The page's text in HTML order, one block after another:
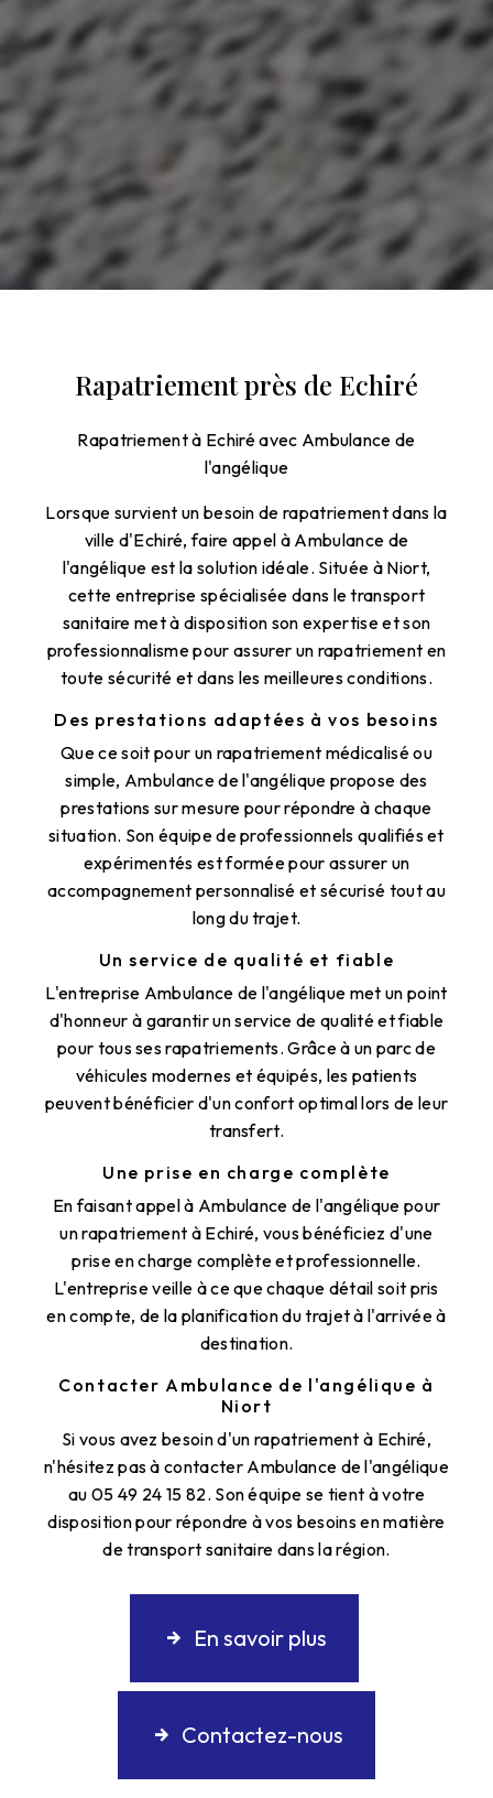
Rapatriement près de Echiré
Rapatriement à Echiré avec Ambulance de
l'angélique
Lorsque survient un besoin de rapatriement dans la
ville d'Echiré, faire appel à Ambulance de
l'angélique est la solution idéale. Située à Niort,
cette entreprise spécialisée dans le transport
sanitaire met à disposition son expertise et son
professionnalisme pour assurer un rapatriement en
toute sécurité et dans les meilleures conditions.
Des prestations adaptées à vos besoins
Que ce soit pour un rapatriement médicalisé ou
simple, Ambulance de l'angélique propose des
prestations sur mesure pour répondre à chaque
situation. Son équipe de professionnels qualifiés et
expérimentés est formée pour assurer un
accompagnement personnalisé et sécurisé tout au
long du trajet.
Un service de qualité et fiable
L'entreprise Ambulance de l'angélique met un point
d'honneur à garantir un service de qualité et fiable
pour tous ses rapatriements. Grâce à un parc de
véhicules modernes et équipés, les patients
peuvent bénéficier d'un confort optimal lors de leur
transfert.
Une prise en charge complète
En faisant appel à Ambulance de l'angélique pour
un rapatriement à Echiré, vous bénéficiez d'une
prise en charge complète et professionnelle.
L'entreprise veille à ce que chaque détail soit pris
en compte, de la planification du trajet à l'arrivée à
destination.
Contacter Ambulance de l'angélique à
Niort
Si vous avez besoin d'un rapatriement à Echiré,
n'hésitez pas à contacter Ambulance de l'angélique
au 05 49 24 15 82. Son équipe se tient à votre
disposition pour répondre à vos besoins en matière
de transport sanitaire dans la région.
En savoir plus
Contactez-nous